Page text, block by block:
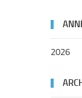
2026